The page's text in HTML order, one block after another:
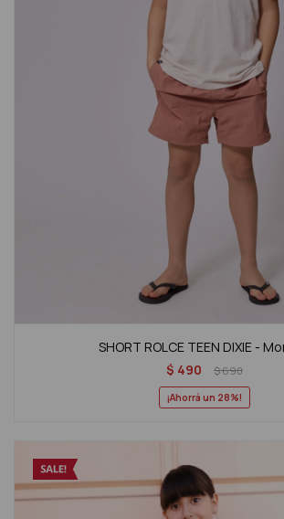
SHORT ROLCE TEEN DIXIE -
$ 490 $690
28